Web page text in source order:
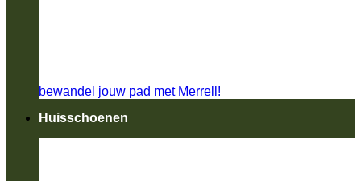
bewandel jouw pad met Merrell!
Huisschoenen